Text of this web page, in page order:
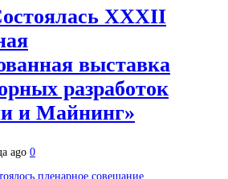
XXXII
выставка
разработок
и Майнинг»
ago 0